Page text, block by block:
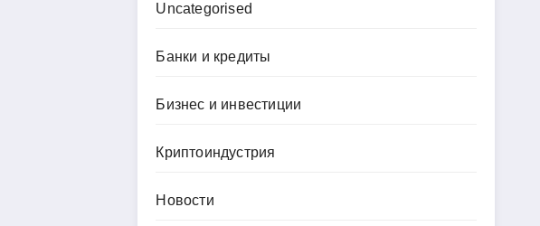
Uncategorised
Банки и кредиты
Бизнес и инвестиции
Криптоиндустрия
Новости